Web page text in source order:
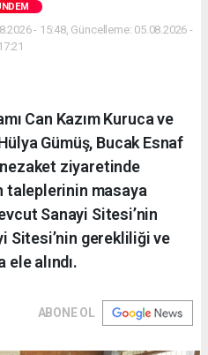
- 15:48, Güncelleme: 05.08.2026 -
Can Kazım Kuruca ve
Gümüş, Bucak Esnaf
nezaket ziyaretinde
taleplerinin masaya
Sanayi Sitesi’nin
Sitesi’nin gerekliliği ve
alındı.
ABONE OL